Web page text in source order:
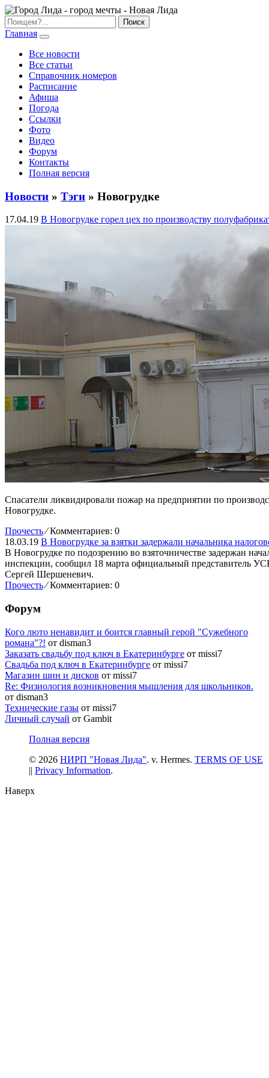
Главная
Все новости
Все статьи
Справочник номеров
Расписание
Афиша
Погода
Ссылки
Фото
Видео
Форум
Контакты
Полная версия
Новости » Тэги » Новогрудке
17.04.19 В Новогрудке горел цех по производству
Спасатели ликвидировали пожар на предприятии по
Новогрудке.
Прочесть ⁄Комментариев: 0
18.03.19 В Новогрудке за взятки задержали начальника
В Новогрудке по подозрению во взяточничестве задержан
инспекции, сообщил 18 марта официальный представитель
Сергей Шершеневич.
Прочесть ⁄Комментариев: 0
Форум
Кого люто ненавидит и боится главный герой "Сужебного
романа"?! от disman3
Заказать свадьбу под ключ в Екатеринбурге от missi7
Cвадьба под ключ в Екатеринбурге от missi7
Магазин шин и дисков от missi7
Re: Физиология возникновения мышления для школьников.
от disman3
Технические газы от missi7
Личный случай от Gambit
Полная версия
© 2026 НИРП "Новая Лида". v. Hermes. TERMS OF USE
|| Privacy Information.
Наверх